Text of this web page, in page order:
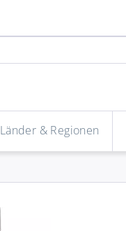
Länder & Regionen